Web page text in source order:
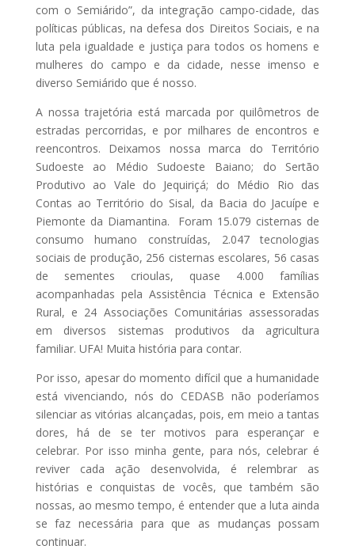
com o Semiárido”, da integração campo-cidade, das
políticas públicas, na defesa dos Direitos Sociais, e na
luta pela igualdade e justiça para todos os homens e
mulheres do campo e da cidade, nesse imenso e
diverso Semiárido que é nosso.
A nossa trajetória está marcada por quilômetros de
estradas percorridas, e por milhares de encontros e
reencontros. Deixamos nossa marca do Território
Sudoeste ao Médio Sudoeste Baiano; do Sertão
Produtivo ao Vale do Jequiriçá; do Médio Rio das
Contas ao Território do Sisal, da Bacia do Jacuípe e
Piemonte da Diamantina. Foram 15.079 cisternas de
consumo humano construídas, 2.047 tecnologias
sociais de produção, 256 cisternas escolares, 56 casas
de sementes crioulas, quase 4.000 famílias
acompanhadas pela Assistência Técnica e Extensão
Rural, e 24 Associações Comunitárias assessoradas
em diversos sistemas produtivos da agricultura
familiar. UFA! Muita história para contar.
Por isso, apesar do momento difícil que a humanidade
está vivenciando, nós do CEDASB não poderíamos
silenciar as vitórias alcançadas, pois, em meio a tantas
dores, há de se ter motivos para esperançar e
celebrar. Por isso minha gente, para nós, celebrar é
reviver cada ação desenvolvida, é relembrar as
histórias e conquistas de vocês, que também são
nossas, ao mesmo tempo, é entender que a luta ainda
se faz necessária para que as mudanças possam
continuar.